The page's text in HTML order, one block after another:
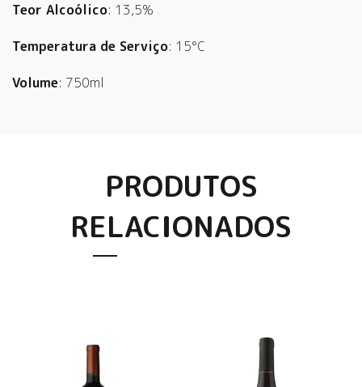
Teor Alcoólico: 13,5%
Temperatura de Serviço: 15°C
Volume: 750ml
PRODUTOS
RELACIONADOS